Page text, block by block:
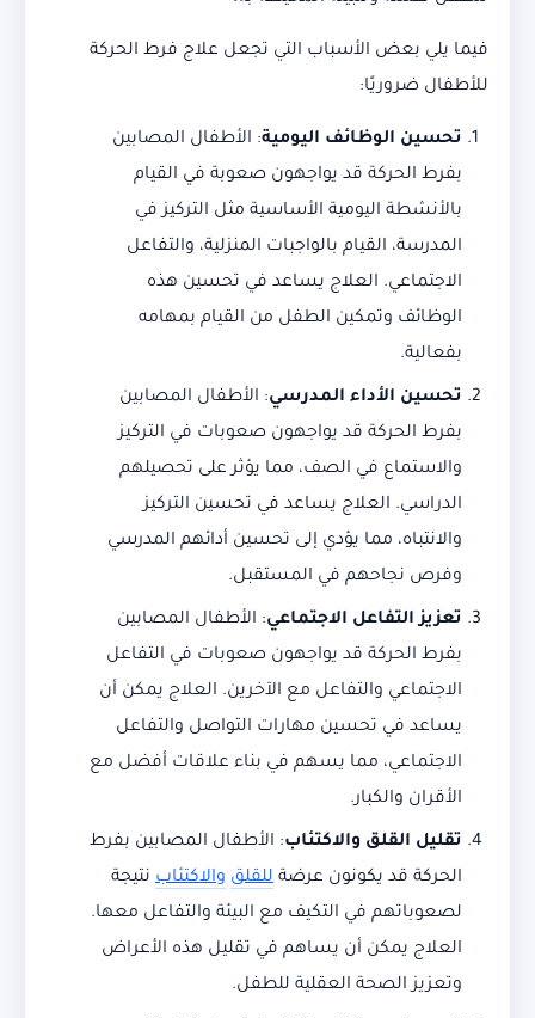
فيما يلي بعض الأسباب التي تجعل علاج فرط الحركة
للأطفال ضروريًا:
تحسين الوظائف اليومية: الأطفال المصابين
بفرط الحركة قد يواجهون صعوبة في القيام
بالأنشطة اليومية الأساسية مثل التركيز في
المدرسة، القيام بالواجبات المنزلية، والتفاعل
الاجتماعي. العلاج يساعد في تحسين هذه
الوظائف وتمكين الطفل من القيام بمهامه
بفعالية.
تحسين الأداء المدرسي: الأطفال المصابين
بفرط الحركة قد يواجهون صعوبات في التركيز
والاستماع في الصف، مما يؤثر على تحصيلهم
الدراسي. العلاج يساعد في تحسين التركيز
والانتباه، مما يؤدي إلى تحسين أدائهم المدرسي
وفرص نجاحهم في المستقبل.
تعزيز التفاعل الاجتماعي: الأطفال المصابين
بفرط الحركة قد يواجهون صعوبات في التفاعل
الاجتماعي والتفاعل مع الآخرين. العلاج يمكن أن
يساعد في تحسين مهارات التواصل والتفاعل
الاجتماعي، مما يسهم في بناء علاقات أفضل مع
الأقران والكبار.
تقليل القلق والاكتئاب: الأطفال المصابين بفرط
الحركة قد يكونون عرضة للقلق والاكتئاب نتيجة
لصعوباتهم في التكيف مع البيئة والتفاعل معها.
العلاج يمكن أن يساهم في تقليل هذه الأعراض
وتعزيز الصحة العقلية للطفل.